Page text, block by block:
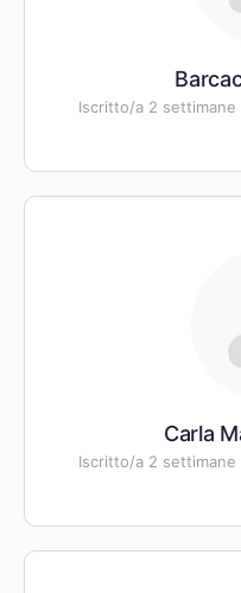
Iscritto/a 2 settimane
Carla
Iscritto/a 2 settimane